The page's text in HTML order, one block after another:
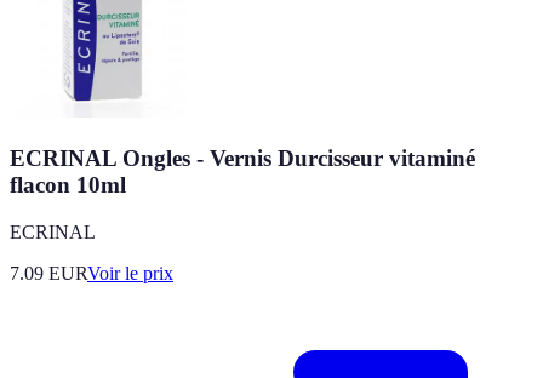
ECRINAL Ongles - Vernis Durcisseur vitaminé
flacon 10ml
ECRINAL
7.09 EURVoir le prix